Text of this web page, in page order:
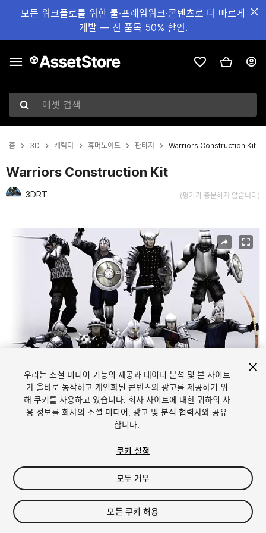
모든 워크플로를 위한 툴·프레임워크·콘텐츠로 더 빠르게
개발 — 전 품목 50% 할인.
에셋 검색
홈 3D 캐릭터 휴머노이드 판타지 Warriors Construction Kit
Warriors Construction Kit
3DRT (평가가 충분하지 않습니다)
현재 슬라이드: 1 / 25
1 25
$29
우리는 소셜 미디어 기능의 제공과 데이터 분석 및 본 사이트
가 올바로 동작하고 개인화된 콘텐츠와 광고를 제공하기 위
해 쿠키를 사용하고 있습니다. 회사 사이트에 대한 귀하의 사
용 정보를 회사의 소셜 미디어, 광고 및 분석 협력사와 공유
합니다.
쿠키 설정
모두 거부
모든 쿠키 허용